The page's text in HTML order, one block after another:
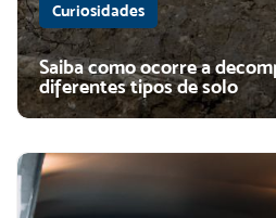
Curiosidades
Saiba como ocorre a
diferentes tipos de solo